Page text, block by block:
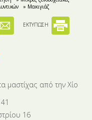
» Μακιγιάζ
ΕΚΤΥΠΩΣΗ
μαστίχας από την Χίο
16